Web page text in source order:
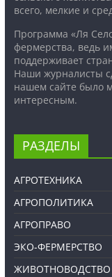
всего, мелкие и
Программа «Ля
фермерства, ведь
поддерживает
Наши журналисты
нашем сайте было
интересным.
РАЗДЕЛЫ
АГРОТЕХНИКА
АГРОПОЛИТИКА
АГРОПРАВО
ЭКО-ФЕРМЕРСТВО
ЖИВОТНОВОДСТВО